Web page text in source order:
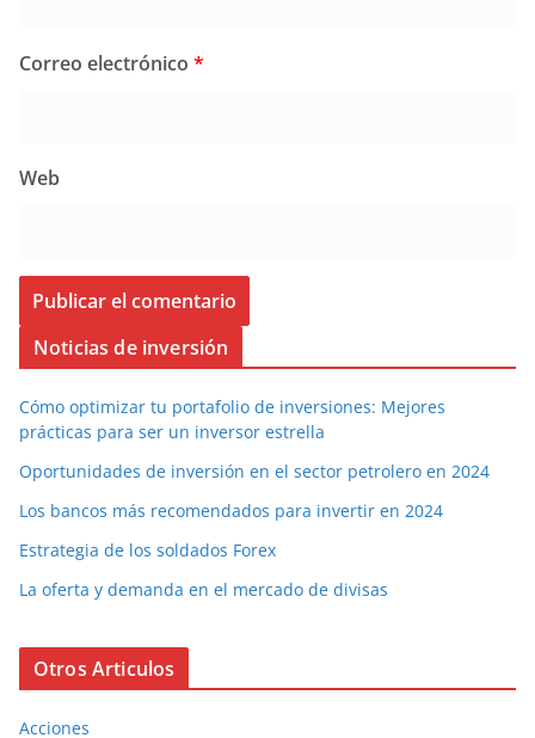
Correo electrónico *
Web
Noticias de inversión
Cómo optimizar tu portafolio de inversiones: Mejores
prácticas para ser un inversor estrella
Oportunidades de inversión en el sector petrolero en 2024
Los bancos más recomendados para invertir en 2024
Estrategia de los soldados Forex
La oferta y demanda en el mercado de divisas
Otros Articulos
Acciones